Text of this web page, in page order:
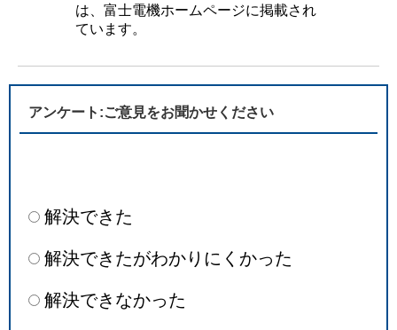
は、富士電機ホームページに掲載され
ています。
アンケート:ご意見をお聞かせください
解決できた
解決できたがわかりにくかった
解決できなかった